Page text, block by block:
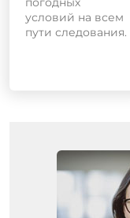
условий на всем
пути следования.